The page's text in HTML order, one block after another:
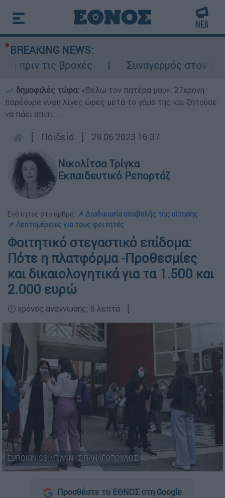
BREAKING NEWS:
τις βροχές
Συναγερμός στον
δημοφιλές τώρα: «Θέλω τον πατέρα μου»: 27χρονη
παρέσυρε νύφη λίγες ώρες μετά το γάμο της και ζητούσε
να πάει σπίτι...
┋ Παιδεία ┋ 29.06.2023 16:37
Νικολίτσα Τρίγκα
Εκπαιδευτικό Ρεπορτάζ
Ενότητες στο άρθρο: 📌 Διαδικασία υποβολής της αίτησης
📌 Λεπτομέρειες για τους φοιτητές
Φοιτητικό στεγαστικό επίδομα:
Πότε η πλατφόρμα -Προθεσμίες
και δικαιολογητικά για τα 1.500 και
2.000 ευρώ
🕛 χρόνος ανάγνωσης: 6 λεπτά ┋
EUROKINISSI/ ΓΙΑΝΝΗΣ ΠΑΝΑΓΟΠΟΥΛΟΣ
Προσθέστε το ΕΘΝΟΣ στη Google